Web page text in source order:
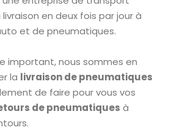
en deux fois par jour à
et de pneumatiques.
important, nous sommes en
la livraison de pneumatiques
de faire pour vous vos
de pneumatiques à